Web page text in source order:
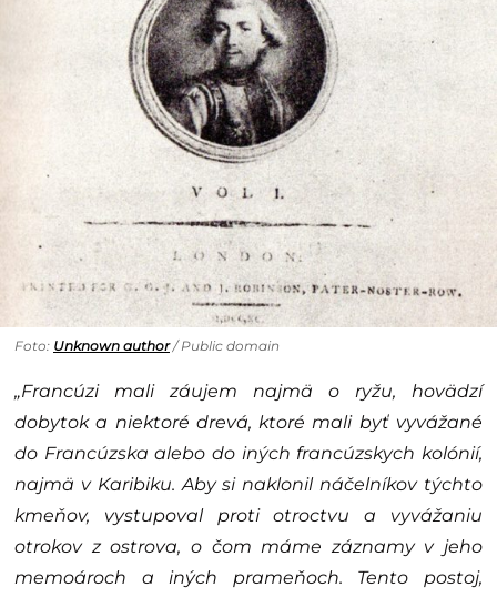
Foto: Unknown author/ Public domain
„Francúzi mali záujem najmä o ryžu, hovädzí
dobytok a niektoré drevá, ktoré mali byť vyvážané
do Francúzska alebo do iných francúzskych kolónií,
najmä v Karibiku. Aby si naklonil náčelníkov týchto
kmeňov, vystupoval proti otroctvu a vyvážaniu
otrokov z ostrova, o čom máme záznamy v jeho
memoároch a iných prameňoch. Tento postoj,